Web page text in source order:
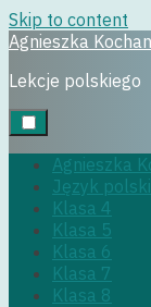
Skip to content
Agnieszka Kochan
Lekcje polskiego
Agnieszka
Język
Klasa 4
Klasa 5
Klasa 6
Klasa 7
Klasa 8